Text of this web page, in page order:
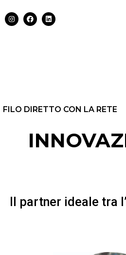
FILO DIRETTO CON LA RETE
Il partner ideale tra